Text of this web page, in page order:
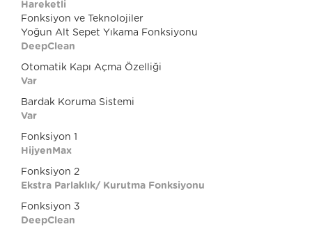
Hareketli
Fonksiyon ve Teknolojiler
Yoğun Alt Sepet Yıkama Fonksiyonu
DeepClean
Otomatik Kapı Açma Özelliği
Var
Bardak Koruma Sistemi
Var
Fonksiyon 1
HijyenMax
Fonksiyon 2
Ekstra Parlaklık/ Kurutma Fonksiyonu
Fonksiyon 3
DeepClean